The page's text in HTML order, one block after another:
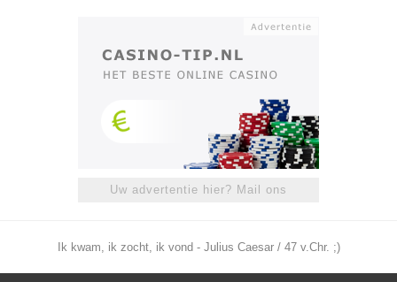
Uw advertentie hier? Mail ons
Ik kwam, ik zocht, ik vond - Julius Caesar / 47 v.Chr. ;)